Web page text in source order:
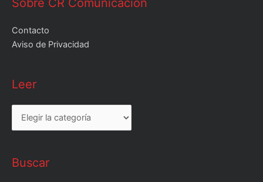
Contacto
Aviso de Privacidad
Leer
Leer
Buscar